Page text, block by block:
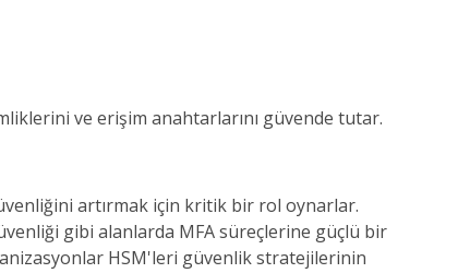
ve erişim anahtarlarını güvende tutar.
artırmak için kritik bir rol oynarlar.
gibi alanlarda MFA süreçlerine güçlü bir
HSM'leri güvenlik stratejilerinin